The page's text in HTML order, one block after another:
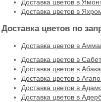
Доставка цветов в
Доставка цветов в
Доставка цветов по
Доставка цветов в
Доставка цветов в
Доставка цветов в
Доставка цветов в
Доставка цветов в
Доставка цветов в